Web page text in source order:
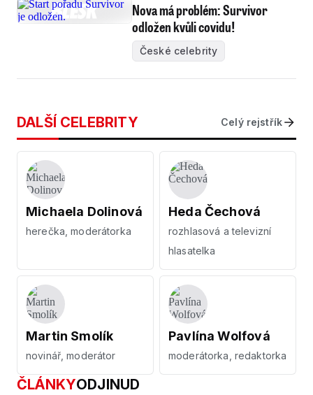
Nova má problém: Survivor
odložen kvůli covidu!
České celebrity
DALŠÍ CELEBRITY Celý rejstřík
Michaela Dolinová
herečka, moderátorka
Heda Čechová
rozhlasová a televizní
hlasatelka
Martin Smolík
novinář, moderátor
Pavlína Wolfová
moderátorka, redaktorka
ČLÁNKYODJINUD